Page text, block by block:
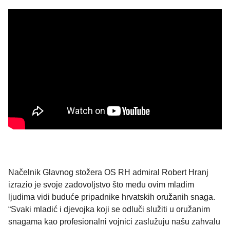
Načelnik Glavnog stožera OS RH admiral Robert Hranj
izrazio je svoje zadovoljstvo što među ovim mladim
ljudima vidi buduće pripadnike hrvatskih oružanih snaga.
“Svaki mladić i djevojka koji se odluči služiti u oružanim
snagama kao profesionalni vojnici zaslužuju našu zahvalu